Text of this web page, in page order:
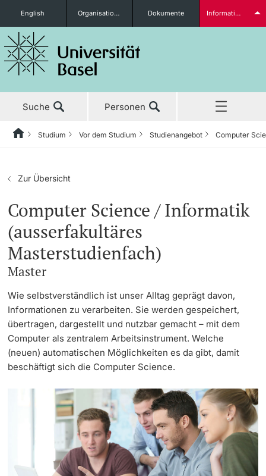
Studieninteressierte
weitere Informationen
Doktorierende
weitere Informationen
Fördernde & Alumni
English Organisationseinheiten Dokumente Informationen für...
Suche Personen
Aktuell
Studium
Studium
Vor dem Studium
Studienangebot
Anmeldung & Zulassung
Termine & Fristen
Informationen, Veranstaltungen & Schnuppern
Studienberatung
Fünf Gründe, in Basel zu studieren
Im Studium
Vorlesungsverzeichnis
Forschung
Lehre
Weiterbildung
Universität
HomeZurückStudium Vor dem Studium Studienangebot Computer
Zur Übersicht
Computer Science / Informatik
(ausserfakultäres
Masterstudienfach)
Master
Wie selbstverständlich ist unser Alltag geprägt davon,
Informationen zu verarbeiten. Sie werden gespeichert,
übertragen, dargestellt und nutzbar gemacht – mit dem
Computer als zentralem Arbeitsinstrument. Welche
(neuen) automatischen Möglichkeiten es da gibt, damit
beschäftigt sich die Computer Science.